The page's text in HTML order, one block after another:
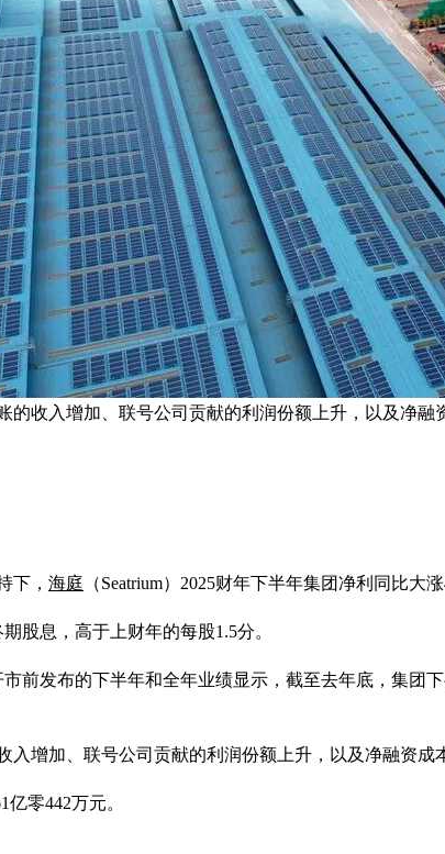
的收入增加、联号公司贡献的利润份额上升，以及净融
下， 海庭 （Seatrium）2025财年下半年集团净利同比大
股息，高于上财年的每股1.5分。
前发布的下半年和全年业绩显示，截至去年底，集团
入增加、联号公司贡献的利润份额上升，以及净融资成
零442万元。